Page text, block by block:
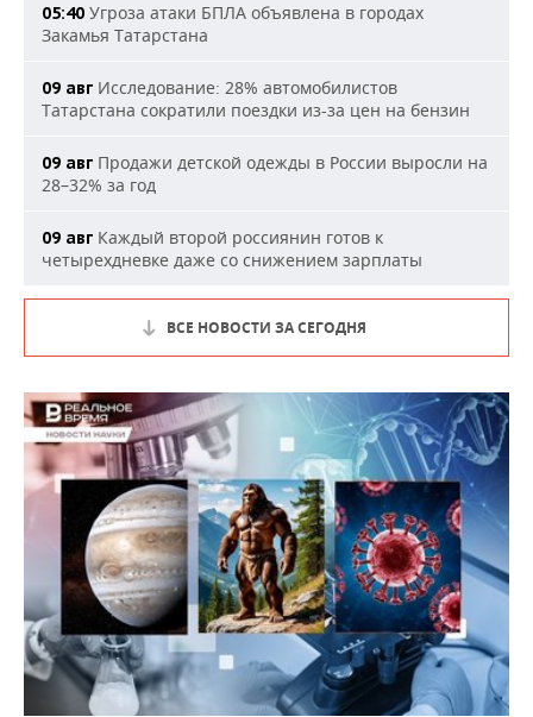
05:40 Угроза атаки БПЛА объявлена в городах
Закамья Татарстана
09 авг Исследование: 28% автомобилистов
Татарстана сократили поездки из-за цен на бензин
09 авг Продажи детской одежды в России выросли на
28–32% за год
09 авг Каждый второй россиянин готов к
четырехдневке даже со снижением зарплаты
ВСЕ НОВОСТИ ЗА СЕГОДНЯ